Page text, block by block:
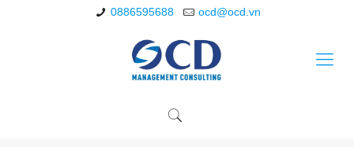
0886595688 ocd@ocd.vn